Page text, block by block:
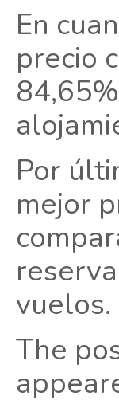
En
precio
Por
mejor
vuelos.
The